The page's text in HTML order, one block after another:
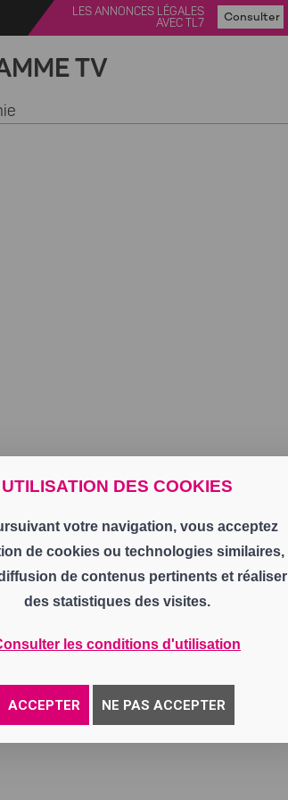
UTILISATION DES COOKIES
votre navigation, vous acceptez
de cookies ou technologies similaires,
de contenus pertinents et réaliser
des statistiques des visites.
les conditions d'utilisation
ACCEPTER NE PAS ACCEPTER
LES ANNONCES LÉGALES
AVEC TL7
Consulter
TV